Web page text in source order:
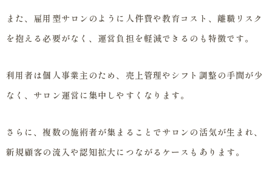
また、雇用型サロンのように人件費や教育コスト、離職リスク
を抱える必要がなく、運営負担を軽減できるのも特徴です。
利用者は個人事業主のため、売上管理やシフト調整の手間が少
なく、サロン運営に集中しやすくなります。
さらに、複数の施術者が集まることでサロンの活気が生まれ、
新規顧客の流入や認知拡大につながるケースもあります。